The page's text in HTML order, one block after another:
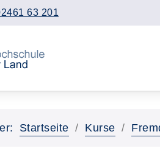
63 201
Startseite Kurse